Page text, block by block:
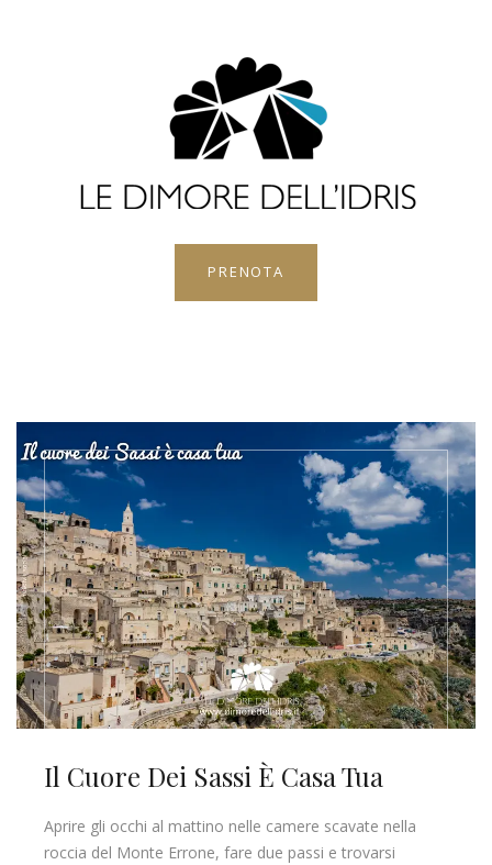
PRENOTA
Il Cuore Dei Sassi È Casa Tua
Aprire gli occhi al mattino nelle camere scavate nella
roccia del Monte Errone, fare due passi e trovarsi